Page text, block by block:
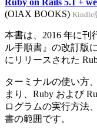
(OIAX BOOKS) Kindle
本書は、2016 年に刊
ル手順書』の改訂版
にリリースされた
ターミナルの使い方
まり、Ruby および
ログラムの実行方法
書の範囲です。